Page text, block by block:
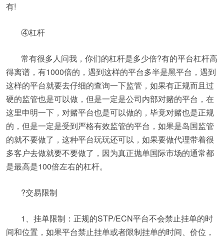
有!
④杠杆
常有很多人问我，你们的杠杆是多少倍?有的平台杠杆高
得离谱，有1000倍的，遇到这样的平台多半是黑平台，遇到
这样的平台就要去仔细的查询一下监管，如果有正规而且过
硬的监管也是可以做，但是一定是公司内部对赌的平台，在
这里申明一下，对赌平台也是可以做的，毕竟对赌也是正规
的，但是一定是受到严格有效监管的平台，如果是岛国监管
的就不要做了，这种平台玩玩还可以，如果要做代理带着很
多客户去做就要不要做了，因为真正抛单国际市场的通常都
是最高是100倍左右的杠杆。
?交易限制
1、挂单限制：正规的STP/ECN平台不会禁止挂单的时
间和位置，如果平台禁止挂单或者限制挂单的时间、价位，